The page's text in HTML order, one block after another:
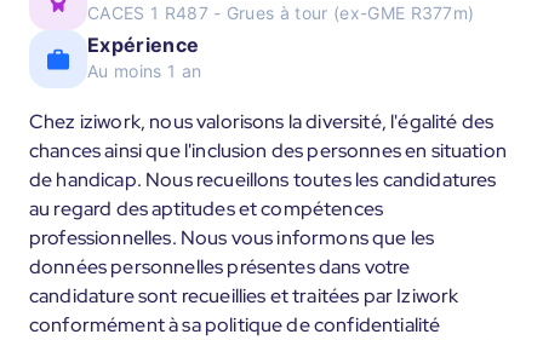
CACES 1 R487 - Grues à tour (ex-GME R377m)
Expérience
Au moins 1 an
Chez iziwork, nous valorisons la diversité, l'égalité des
chances ainsi que l'inclusion des personnes en situation
de handicap. Nous recueillons toutes les candidatures
au regard des aptitudes et compétences
professionnelles. Nous vous informons que les
données personnelles présentes dans votre
candidature sont recueillies et traitées par Iziwork
conformément à sa politique de confidentialité